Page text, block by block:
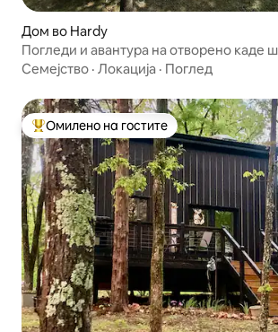
Дом во Hardy
Погледи и авантура на отворено каде
летаат
Семејство · Локација · Поглед
Меѓу најуспешните „Омилени на
Омилено на гостите